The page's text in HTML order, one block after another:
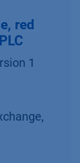
red
1